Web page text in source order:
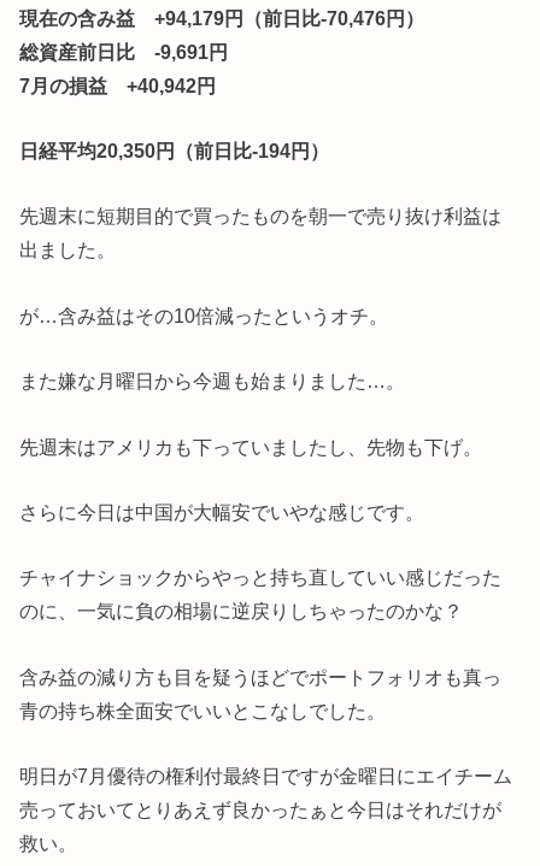
現在の含み益 +94,179円（前日比-70,476円）
総資産前日比 -9,691円
7月の損益 +40,942円
日経平均20,350円（前日比-194円）
先週末に短期目的で買ったものを朝一で売り抜け利益は
出ました。
が…含み益はその10倍減ったというオチ。
また嫌な月曜日から今週も始まりました…。
先週末はアメリカも下っていましたし、先物も下げ。
さらに今日は中国が大幅安でいやな感じです。
チャイナショックからやっと持ち直していい感じだった
のに、一気に負の相場に逆戻りしちゃったのかな？
含み益の減り方も目を疑うほどでポートフォリオも真っ
青の持ち株全面安でいいとこなしでした。
明日が7月優待の権利付最終日ですが金曜日にエイチーム
売っておいてとりあえず良かったぁと今日はそれだけが
救い。